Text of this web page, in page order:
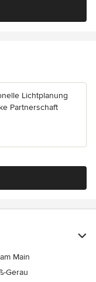
Lichtplanung
Partnerschaft
Main
Gerau